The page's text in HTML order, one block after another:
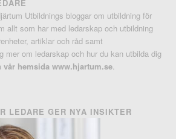
Utbildnings bloggar om utbildning för
allt som har med ledarskap och utbildning
artiklar och råd samt
mer om ledarskap och hur du kan utbilda dig
vår hemsida www.hjartum.se
LEDARE GER NYA INSIKTER